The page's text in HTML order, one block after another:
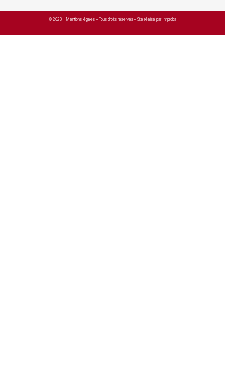
© 2023 – Mentions légales – Tous droits réservés – Site réalisé par Improba